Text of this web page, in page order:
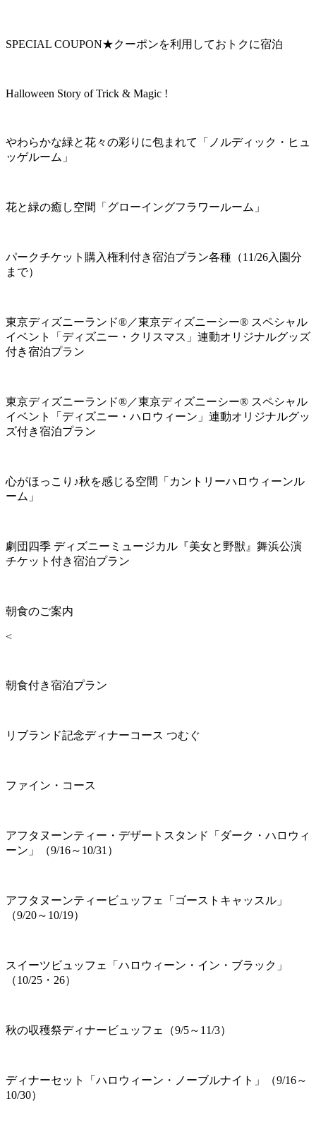
SPECIAL COUPON★クーポンを利用しておトクに宿泊
Halloween Story of Trick & Magic !
やわらかな緑と花々の彩りに包まれて「ノルディック・ヒュ
ッゲルーム」
花と緑の癒し空間「グローイングフラワールーム」
パークチケット購入権利付き宿泊プラン各種（11/26入園分
まで）
東京ディズニーランド®／東京ディズニーシー® スペシャル
イベント「ディズニー・クリスマス」連動オリジナルグッズ
付き宿泊プラン
東京ディズニーランド®／東京ディズニーシー® スペシャル
イベント「ディズニー・ハロウィーン」連動オリジナルグッ
ズ付き宿泊プラン
心がほっこり♪秋を感じる空間「カントリーハロウィーンル
ーム」
劇団四季 ディズニーミュージカル『美女と野獣』舞浜公演
チケット付き宿泊プラン
朝食のご案内
<
朝食付き宿泊プラン
リブランド記念ディナーコース つむぐ
ファイン・コース
アフタヌーンティー・デザートスタンド「ダーク・ハロウィ
ーン」（9/16～10/31）
アフタヌーンティービュッフェ「ゴーストキャッスル」
（9/20～10/19）
スイーツビュッフェ「ハロウィーン・イン・ブラック」
（10/25・26）
秋の収穫祭ディナービュッフェ（9/5～11/3）
ディナーセット「ハロウィーン・ノーブルナイト」（9/16～
10/30）